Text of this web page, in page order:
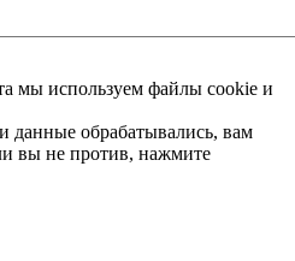
мы используем файлы cookie и
данные обрабатывались, вам
вы не против, нажмите